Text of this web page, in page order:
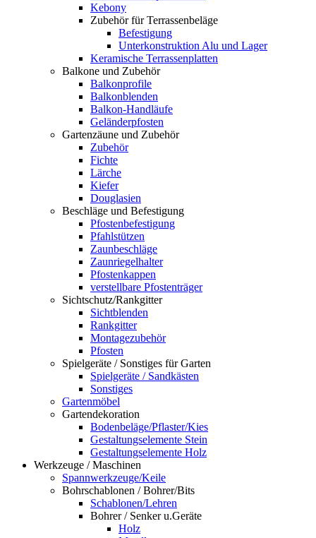
Kebony
Zubehör für Terrassenbeläge
Befestigung
Unterkonstruktion Alu und Lager
Keramische Terrassenplatten
Balkone und Zubehör
Balkonprofile
Balkonblenden
Balkon-Handläufe
Geländerpfosten
Gartenzäune und Zubehör
Zubehör
Fichte
Lärche
Kiefer
Douglasien
Beschläge und Befestigung
Pfostenbefestigung
Pfahlstützen
Zaunbeschläge
Zaunriegelhalter
Pfostenkappen
verstellbare Pfostenträger
Sichtschutz/Rankgitter
Sichtblenden
Rankgitter
Montagezubehör
Pfosten
Spielgeräte / Sonstiges für Garten
Spielgeräte / Sandkästen
Sonstiges
Gartenmöbel
Gartendekoration
Bodenbeläge/Pflaster/Kies
Gestaltungselemente Stein
Gestaltungselemente Holz
Werkzeuge / Maschinen
Spannwerkzeuge/Keile
Bohrschablonen / Bohrer/Bits
Schablonen/Lehren
Bohrer / Senker u.Geräte
Holz